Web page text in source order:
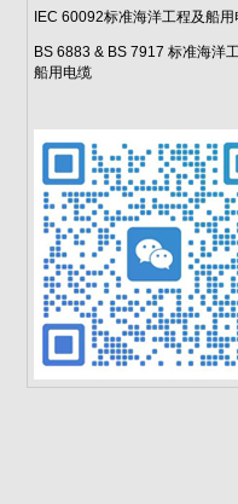
IEC 60092标准海洋工程及船用
BS 6883 & BS 7917 标准海洋
船用电缆